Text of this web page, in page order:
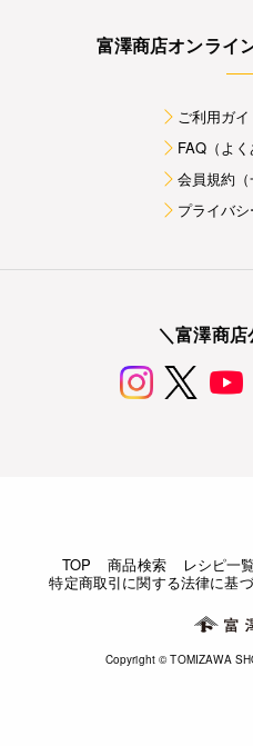
富澤商店オンライ
ご利用ガイ
FAQ（よく
会員規約（
プライバ
＼富澤商
TOP 商品検索 レシピ一覧
特定商取引に関する法律に基
Copyright © TOMIZAWA